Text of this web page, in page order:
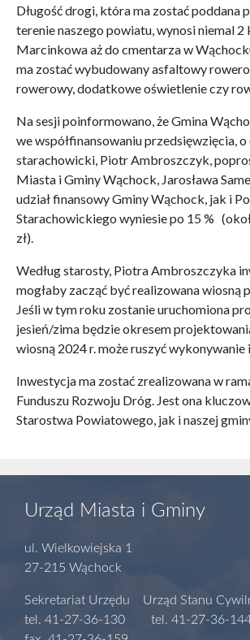
Długość drogi, która ma zostać poddana
terenie naszego powiatu, wynosi niemal
Marcinkowa aż do cmentarza w
ma zostać wybudowany asfaltowy
rowerowy, dodatkowe oświetlenie czy
Na sesji poinformowano, żeGmina
we współfinansowaniu przedsięwzięcia,
starachowicki, Piotr Ambroszczyk,
Miasta i Gminy Wąchock, Jarosława
udział finansowy Gminy Wąchock, jak i
Starachowickiego wyniesie po 15 %
zł).
Według starosty, Piotra Ambroszczyka
mogłaby zacząć być realizowana wiosną
Jeśli w tym roku zostanie uruchomiona
jesień/zima będzie okresem
wiosną 2024 r. może ruszyć
Inwestycja ma zostać zrealizowana w
Funduszu Rozwoju Dróg. Jest ona
Starostwa Powiatowego, jak i naszej
Urząd Miasta i Gminy
ul. Wielkowiejska 1
27-215 Wąchock
Sekretariat Urzędu Urząd Stanu
tel. 41-27-36-130 tel. 41-27-36-